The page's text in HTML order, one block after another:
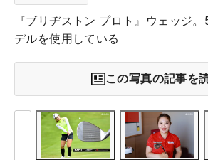
『ブリヂストン プロト』ウェッジ
デルを使用している
この写真の記事を